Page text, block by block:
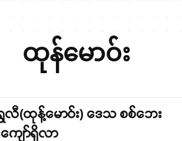
ထုန်မောဝ်း
ေလီ(ထုန့်မောဝ်း) ဒေသ စစ်ဘေး
ျော်ရှိလာ